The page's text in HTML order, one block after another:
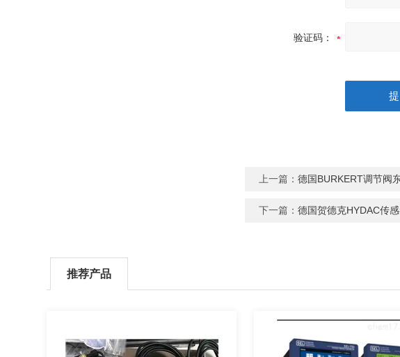
验证码：
上一篇： 德国BURKERT调节阀
下一篇： 德国贺德克HYDAC传
推荐产品